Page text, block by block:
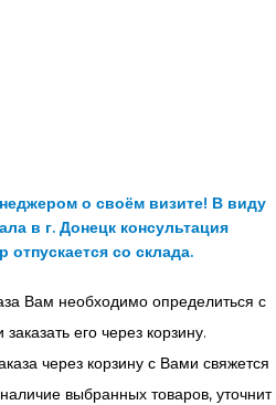
о своём визите! В виду
в г. Донецк консультация
отпускается со склада.
Вам необходимо определиться с
его через корзину.
через корзину с Вами свяжется
выбранных товаров, уточнит